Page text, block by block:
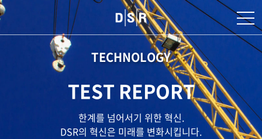
TECHNOLOGY
TEST REPORT
한계를 넘어서기 위한 혁신.
DSR의 혁신은 미래를 변화시킵니다.